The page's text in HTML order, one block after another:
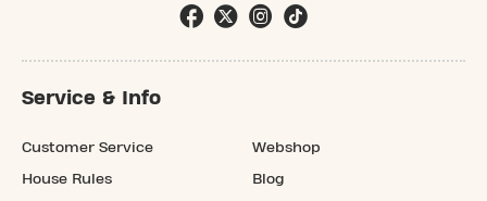
Service & Info
Customer Service
House Rules
Webshop
Blog